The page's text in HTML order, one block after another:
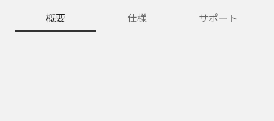
概要 仕様 サポート